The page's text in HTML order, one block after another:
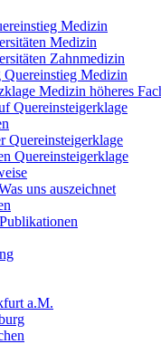
Medizin
Medizin
Zahnmedizin
Medizin
Medizin höheres
Quereinsteigerklage
Quereinsteigerklage
Quereinsteigerklage
uns auszeichnet
a.M.